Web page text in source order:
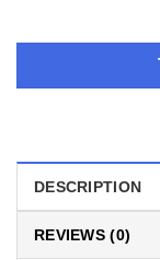
DESCRIPTION
REVIEWS (0)